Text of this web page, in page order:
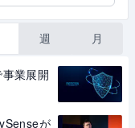
週 月
業展開
が